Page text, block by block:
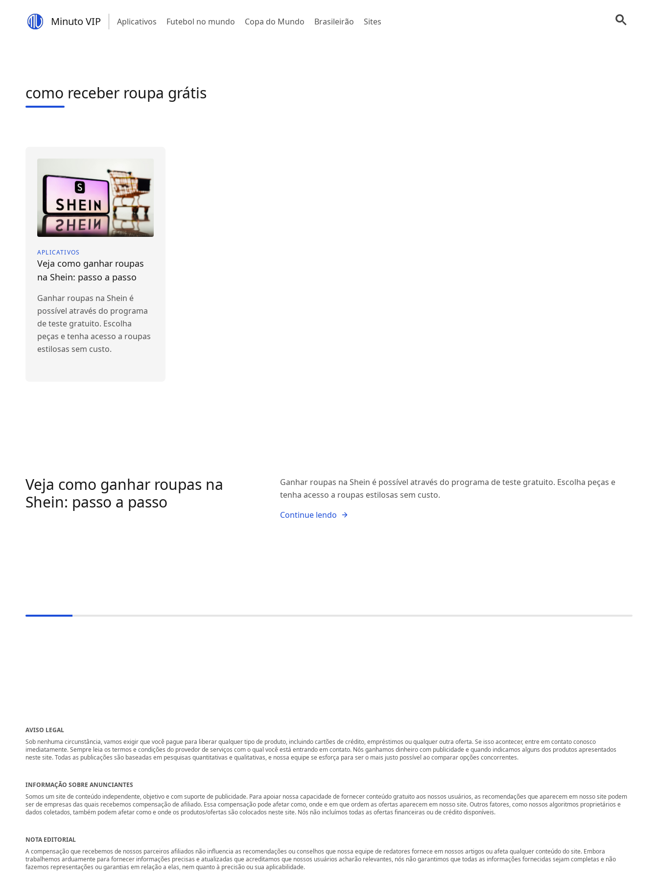
Minuto VIP Aplicativos Futebol no mundo Copa do Mundo Brasileirão Sites
como receber roupa grátis
APLICATIVOS
Veja como ganhar roupas
na Shein: passo a passo
Ganhar roupas na Shein é
possível através do programa
de teste gratuito. Escolha
peças e tenha acesso a roupas
estilosas sem custo.
Veja como ganhar roupas na
Shein: passo a passo
Ganhar roupas na Shein é possível através do programa de teste gratuito. Escolha peças e
tenha acesso a roupas estilosas sem custo.
Continue lendo
AVISO LEGAL
Sob nenhuma circunstância, vamos exigir que você pague para liberar qualquer tipo de produto, incluindo cartões de crédito, empréstimos ou qualquer outra oferta. Se isso acontecer, entre em contato conosco
imediatamente. Sempre leia os termos e condições do provedor de serviços com o qual você está entrando em contato. Nós ganhamos dinheiro com publicidade e quando indicamos alguns dos produtos apresentados
neste site. Todas as publicações são baseadas em pesquisas quantitativas e qualitativas, e nossa equipe se esforça para ser o mais justo possível ao comparar opções concorrentes.
INFORMAÇÃO SOBRE ANUNCIANTES
Somos um site de conteúdo independente, objetivo e com suporte de publicidade. Para apoiar nossa capacidade de fornecer conteúdo gratuito aos nossos usuários, as recomendações que aparecem em nosso site podem
ser de empresas das quais recebemos compensação de afiliado. Essa compensação pode afetar como, onde e em que ordem as ofertas aparecem em nosso site. Outros fatores, como nossos algoritmos proprietários e
dados coletados, também podem afetar como e onde os produtos/ofertas são colocados neste site. Nós não incluímos todas as ofertas financeiras ou de crédito disponíveis.
NOTA EDITORIAL
A compensação que recebemos de nossos parceiros afiliados não influencia as recomendações ou conselhos que nossa equipe de redatores fornece em nossos artigos ou afeta qualquer conteúdo do site. Embora
trabalhemos arduamente para fornecer informações precisas e atualizadas que acreditamos que nossos usuários acharão relevantes, nós não garantimos que todas as informações fornecidas sejam completas e não
fazemos representações ou garantias em relação a elas, nem quanto à precisão ou sua aplicabilidade.